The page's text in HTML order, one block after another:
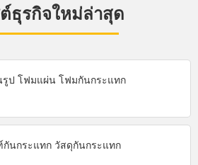
ต์ธุรกิจใหม่ล่าสุด
ป โฟมแผ่น โฟมกันกระแทก
นกระแทก วัสดุกันกระแทก